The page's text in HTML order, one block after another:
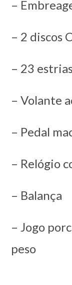
–
– 2 discos
– 23
– Volante
– Pedal
– Relógio
– Balança
– Jogo
peso